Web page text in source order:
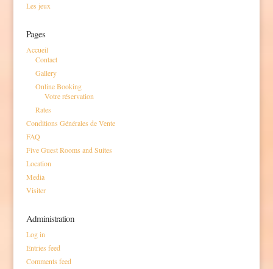
Les jeux
Pages
Accueil
Contact
Gallery
Online Booking
Votre réservation
Rates
Conditions Générales de Vente
FAQ
Five Guest Rooms and Suites
Location
Media
Visiter
Administration
Log in
Entries feed
Comments feed